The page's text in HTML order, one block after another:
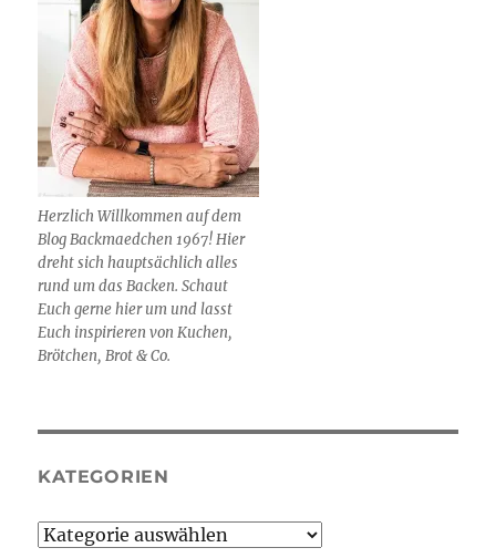
Herzlich Willkommen auf dem
Blog Backmaedchen 1967! Hier
dreht sich hauptsächlich alles
rund um das Backen. Schaut
Euch gerne hier um und lasst
Euch inspirieren von Kuchen,
Brötchen, Brot & Co.
KATEGORIEN
Kategorien